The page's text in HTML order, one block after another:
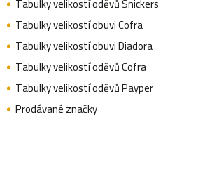
Tabulky velikostí oděvů Snickers
Tabulky velikostí obuvi Cofra
Tabulky velikostí obuvi Diadora
Tabulky velikostí oděvů Cofra
Tabulky velikostí oděvů Payper
Prodávané značky